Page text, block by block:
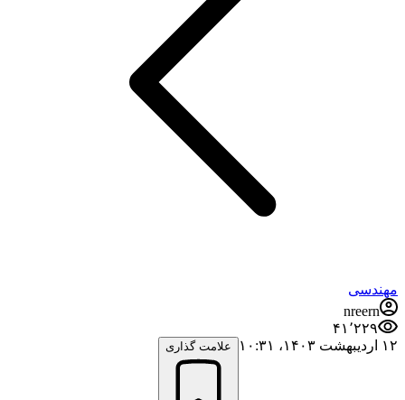
مهندسی
nreern
۴۱٬۲۲۹
۱۲ اردیبهشت ۱۴۰۳،‏ ۱۰:۳۱
علامت گذاری